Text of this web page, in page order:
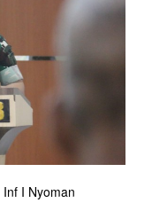
I Nyoman